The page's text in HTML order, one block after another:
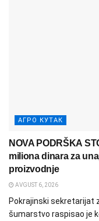
АГРО КУТАК
NOVA PODRŠKA
miliona dinara za
proizvodnje
AVGUST 6, 2026
Pokrajinski sekretarijat
šumarstvo raspisao je